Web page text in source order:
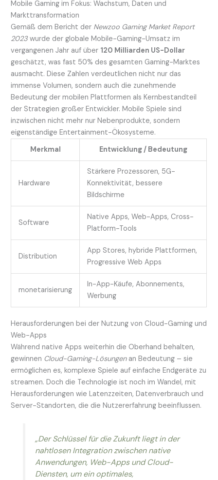
Mobile Gaming im Fokus: Wachstum, Daten und
Markttransformation
Gemäß dem Bericht der Newzoo Gaming Market Report
2023wurde der globale Mobile-Gaming-Umsatz im
vergangenen Jahr auf über 120 Milliarden US-Dollar
geschätzt, was fast 50% des gesamten Gaming-Marktes
ausmacht. Diese Zahlen verdeutlichen nicht nur das
immense Volumen, sondern auch die zunehmende
Bedeutung der mobilen Plattformen als Kernbestandteil
der Strategien großer Entwickler. Mobile Spiele sind
inzwischen nicht mehr nur Nebenprodukte, sondern
eigenständige Entertainment-Ökosysteme.
Merkmal
Entwicklung / Bedeutung
Hardware
Stärkere Prozessoren, 5G-
Konnektivität, bessere
Bildschirme
Software
Native Apps, Web-Apps, Cross-
Platform-Tools
Distribution
App Stores, hybride Plattformen,
Progressive Web Apps
monetarisierung
In-App-Käufe, Abonnements,
Werbung
Herausforderungen bei der Nutzung von Cloud-Gaming und
Web-Apps
Während native Apps weiterhin die Oberhand behalten,
gewinnen Cloud-Gaming-Lösungenan Bedeutung – sie
ermöglichen es, komplexe Spiele auf einfache Endgeräte zu
streamen. Doch die Technologie ist noch im Wandel, mit
Herausforderungen wie Latenzzeiten, Datenverbrauch und
Server-Standorten, die die Nutzererfahrung beeinflussen.
„Der Schlüssel für die Zukunft liegt in der
nahtlosen Integration zwischen native
Anwendungen, Web-Apps und Cloud-
Diensten, um ein optimales,